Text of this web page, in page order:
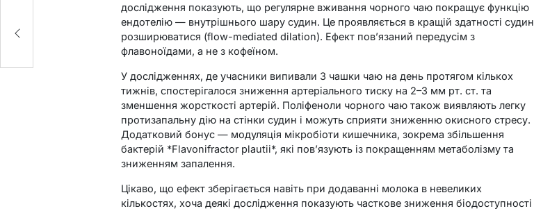
дослідження показують, що регулярне вживання чорного чаю покращує функцію
ендотелію — внутрішнього шару судин. Це проявляється в кращій здатності судин
розширюватися (flow-mediated dilation). Ефект пов’язаний передусім з
флавоноїдами, а не з кофеїном.
У дослідженнях, де учасники випивали 3 чашки чаю на день протягом кількох
тижнів, спостерігалося зниження артеріального тиску на 2–3 мм рт. ст. та
зменшення жорсткості артерій. Поліфеноли чорного чаю також виявляють легку
протизапальну дію на стінки судин і можуть сприяти зниженню окисного стресу.
Додатковий бонус — модуляція мікробіоти кишечника, зокрема збільшення
бактерій *Flavonifractor plautii*, які пов’язують із покращенням метаболізму та
зниженням запалення.
Цікаво, що ефект зберігається навіть при додаванні молока в невеликих
кількостях, хоча деякі дослідження показують часткове зниження біодоступності